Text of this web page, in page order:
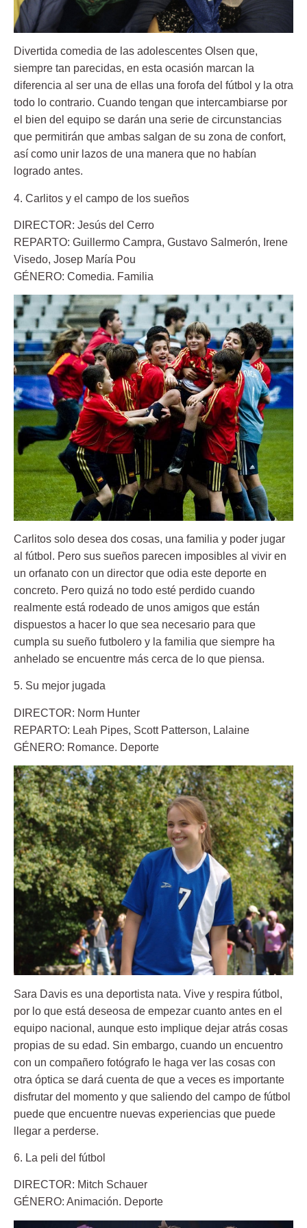
Divertida comedia de las adolescentes Olsen que,
siempre tan parecidas, en esta ocasión marcan la
diferencia al ser una de ellas una forofa del fútbol y la otra
todo lo contrario. Cuando tengan que intercambiarse por
el bien del equipo se darán una serie de circunstancias
que permitirán que ambas salgan de su zona de confort,
así como unir lazos de una manera que no habían
logrado antes.
4. Carlitos y el campo de los sueños
DIRECTOR: Jesús del Cerro
REPARTO: Guillermo Campra, Gustavo Salmerón, Irene
Visedo, Josep María Pou
GÉNERO: Comedia. Familia
Carlitos solo desea dos cosas, una familia y poder jugar
al fútbol. Pero sus sueños parecen imposibles al vivir en
un orfanato con un director que odia este deporte en
concreto. Pero quizá no todo esté perdido cuando
realmente está rodeado de unos amigos que están
dispuestos a hacer lo que sea necesario para que
cumpla su sueño futbolero y la familia que siempre ha
anhelado se encuentre más cerca de lo que piensa.
5. Su mejor jugada
DIRECTOR: Norm Hunter
REPARTO: Leah Pipes, Scott Patterson, Lalaine
GÉNERO: Romance. Deporte
Sara Davis es una deportista nata. Vive y respira fútbol,
por lo que está deseosa de empezar cuanto antes en el
equipo nacional, aunque esto implique dejar atrás cosas
propias de su edad. Sin embargo, cuando un encuentro
con un compañero fotógrafo le haga ver las cosas con
otra óptica se dará cuenta de que a veces es importante
disfrutar del momento y que saliendo del campo de fútbol
puede que encuentre nuevas experiencias que puede
llegar a perderse.
6. La peli del fútbol
DIRECTOR: Mitch Schauer
GÉNERO: Animación. Deporte